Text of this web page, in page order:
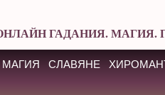
ГАДАНИЯ. МАГИЯ.
МАГИЯ СЛАВЯНЕ